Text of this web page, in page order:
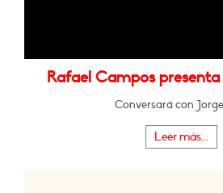
Rafael Campos
Conversará con
Leer más...